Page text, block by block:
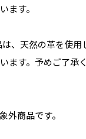
ます。
、天然の革を使用
ます。予めご了承く
外商品です。